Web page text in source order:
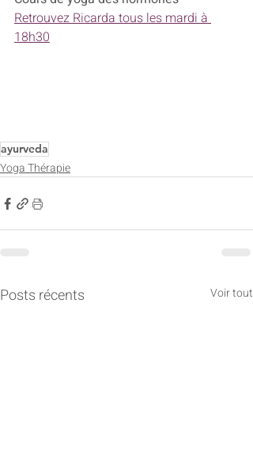
Retrouvez Ricarda tous les mardi à
18h30
ayurveda
Yoga Thérapie
Posts récents Voir tout